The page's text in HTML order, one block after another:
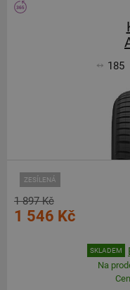
185
ZESÍLENÁ
1 897 Kč
1 546 Kč
SKLADEM
Na